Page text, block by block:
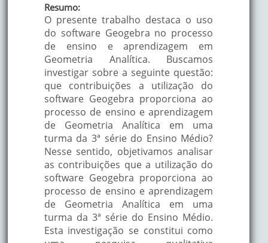
Resumo:
O presente trabalho destaca o uso
do software Geogebra no processo
de ensino e aprendizagem em
Geometria Analítica. Buscamos
investigar sobre a seguinte questão:
que contribuições a utilização do
software Geogebra proporciona ao
processo de ensino e aprendizagem
de Geometria Analítica em uma
turma da 3ª série do Ensino Médio?
Nesse sentido, objetivamos analisar
as contribuições que a utilização do
software Geogebra proporciona ao
processo de ensino e aprendizagem
de Geometria Analítica em uma
turma da 3ª série do Ensino Médio.
Esta investigação se constitui como